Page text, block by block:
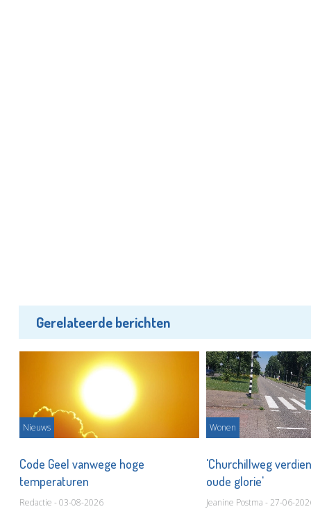
Gerelateerde berichten
Nieuws
Code Geel vanwege hoge
temperaturen
Redactie - 03-08-2026
Wonen
'Churchillweg
oude glorie'
Jeanine Postma - 27-06-